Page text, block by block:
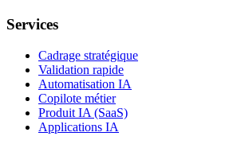
Services
Cadrage stratégique
Validation rapide
Automatisation IA
Copilote métier
Produit IA (SaaS)
Applications IA